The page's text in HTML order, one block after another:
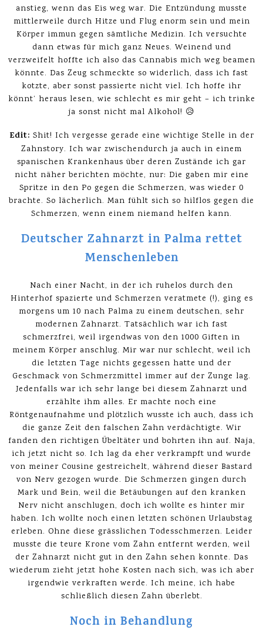
anstieg, wenn das Eis weg war. Die Entzündung musste
mittlerweile durch Hitze und Flug enorm sein und mein
Körper immun gegen sämtliche Medizin. Ich versuchte
dann etwas für mich ganz Neues. Weinend und
verzweifelt hoffte ich also das Cannabis mich weg beamen
könnte. Das Zeug schmeckte so widerlich, dass ich fast
kotzte, aber sonst passierte nicht viel. Ich hoffe ihr
könnt‘ heraus lesen, wie schlecht es mir geht – ich trinke
ja sonst nicht mal Alkohol! 😥
Edit: Shit! Ich vergesse gerade eine wichtige Stelle in der
Zahnstory. Ich war zwischendurch ja auch in einem
spanischen Krankenhaus über deren Zustände ich gar
nicht näher berichten möchte, nur: Die gaben mir eine
Spritze in den Po gegen die Schmerzen, was wieder 0
brachte. So lächerlich. Man fühlt sich so hilflos gegen die
Schmerzen, wenn einem niemand helfen kann.
Deutscher Zahnarzt in Palma rettet
Menschenleben
Nach einer Nacht, in der ich ruhelos durch den
Hinterhof spazierte und Schmerzen veratmete (!), ging es
morgens um 10 nach Palma zu einem deutschen, sehr
modernen Zahnarzt. Tatsächlich war ich fast
schmerzfrei, weil irgendwas von den 1000 Giften in
meinem Körper anschlug. Mir war nur schlecht, weil ich
die letzten Tage nichts gegessen hatte und der
Geschmack von Schmerzmittel immer auf der Zunge lag.
Jedenfalls war ich sehr lange bei diesem Zahnarzt und
erzählte ihm alles. Er machte noch eine
Röntgenaufnahme und plötzlich wusste ich auch, dass ich
die ganze Zeit den falschen Zahn verdächtigte. Wir
fanden den richtigen Übeltäter und bohrten ihn auf. Naja,
ich jetzt nicht so. Ich lag da eher verkrampft und wurde
von meiner Cousine gestreichelt, während dieser Bastard
von Nerv gezogen wurde. Die Schmerzen gingen durch
Mark und Bein, weil die Betäubungen auf den kranken
Nerv nicht anschlugen, doch ich wollte es hinter mir
haben. Ich wollte noch einen letzten schönen Urlaubstag
erleben. Ohne diese grässlichen Todesschmerzen. Leider
musste die teure Krone vom Zahn entfernt werden, weil
der Zahnarzt nicht gut in den Zahn sehen konnte. Das
wiederum zieht jetzt hohe Kosten nach sich, was ich aber
irgendwie verkraften werde. Ich meine, ich habe
schließlich diesen Zahn überlebt.
Noch in Behandlung